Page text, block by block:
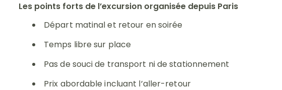
Les points forts de l’excursion organisée depuis Paris
Départ matinal et retour en soirée
Temps libre sur place
Pas de souci de transport ni de stationnement
Prix abordable incluant l’aller-retour